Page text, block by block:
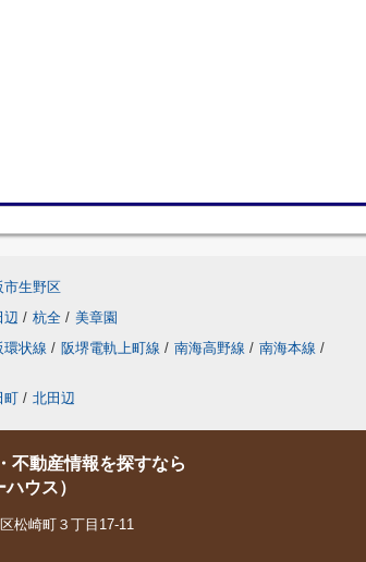
市生野区
辺 / 杭全 / 美章園
環状線 / 阪堺電軌上町線 / 南海高野線 / 南海本線 /
町 / 北田辺
不動産情報を探すなら
ウス）
松崎町３丁目17-11